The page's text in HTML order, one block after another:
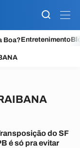
Boa?Entretenimento
do SF
é só pra evitar